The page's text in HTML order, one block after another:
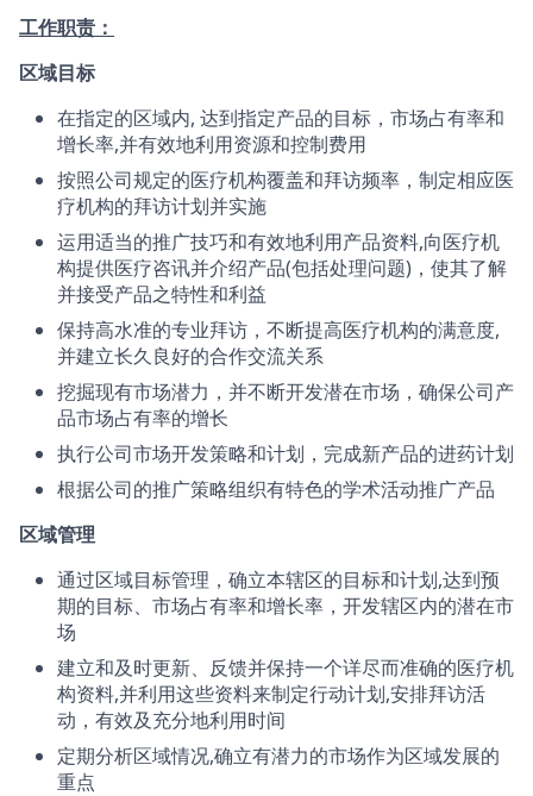
工作职责：
区域目标
在指定的区域内, 达到指定产品的目标，市场占有率和
增长率,并有效地利用资源和控制费用
按照公司规定的医疗机构覆盖和拜访频率，制定相应医
疗机构的拜访计划并实施
运用适当的推广技巧和有效地利用产品资料,向医疗机
构提供医疗咨讯并介绍产品(包括处理问题)，使其了解
并接受产品之特性和利益
保持高水准的专业拜访，不断提高医疗机构的满意度,
并建立长久良好的合作交流关系
挖掘现有市场潜力，并不断开发潜在市场，确保公司产
品市场占有率的增长
执行公司市场开发策略和计划，完成新产品的进药计划
根据公司的推广策略组织有特色的学术活动推广产品
区域管理
通过区域目标管理，确立本辖区的目标和计划,达到预
期的目标、市场占有率和增长率，开发辖区内的潜在市
场
建立和及时更新、反馈并保持一个详尽而准确的医疗机
构资料,并利用这些资料来制定行动计划,安排拜访活
动，有效及充分地利用时间
定期分析区域情况,确立有潜力的市场作为区域发展的
重点